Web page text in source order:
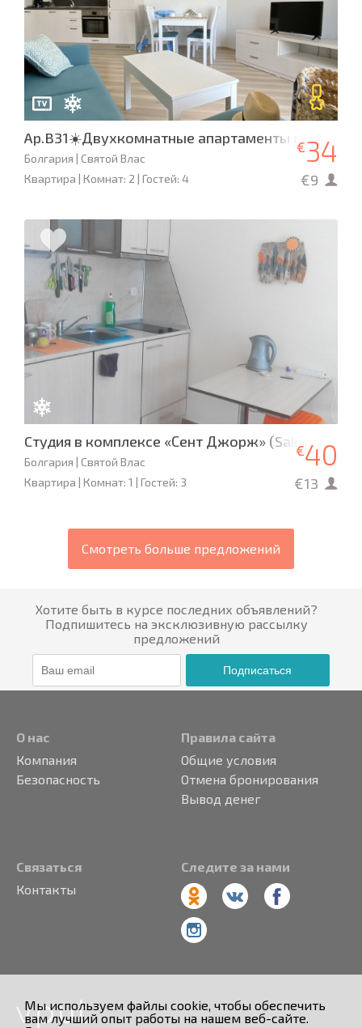
Ap.B31☀️Двухкомнатные апартаменты в
Болгария | Святой Влас
Квартира | Комнат: 2 | Гостей: 4
€34
€9
Cтудия в комплексе «Сент Джорж» (Saint
Болгария | Святой Влас
Квартира | Комнат: 1 | Гостей: 3
€40
€13
Смотреть больше предложений
Мы используем файлы cookie, чтобы обеспечить
вам лучший опыт работы на нашем веб-сайте.
Хотите быть в курсе последних объявлений?
Подпишитесь на эксклюзивную рассылку
предложений
Подписаться
О нас
Компания
Безопасность
Правила сайта
Общие условия
Отмена бронирования
Вывод денег
Связаться
Контакты
Следите за нами